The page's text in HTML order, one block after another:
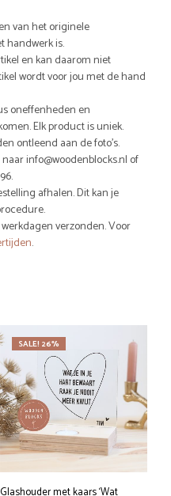
van het originele
handwerk is.
en kan daarom niet
wordt voor jou met de hand
oneffenheden en
Elk product is uniek.
ontleend aan de foto’s.
info@woodenblocks.nl of
afhalen. Dit kan je
verzonden. Voor
.
SALE! 26%
Glashouder met kaars ‘Wat